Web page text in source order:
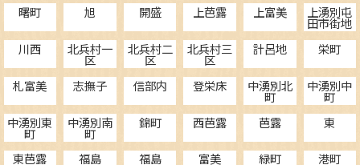
曙町 旭 開盛 上芭露 上富美 上湧別屯
田市街地
川西
北兵村一
区
北兵村二
区
北兵村三
区
計呂地 栄町
札富美 志撫子 信部内 登栄床 中湧別北
町
中湧別中
町
中湧別東
町
中湧別南
町
錦町 西芭露 芭露 東
東芭露 福島 福島 富美 緑町
港町